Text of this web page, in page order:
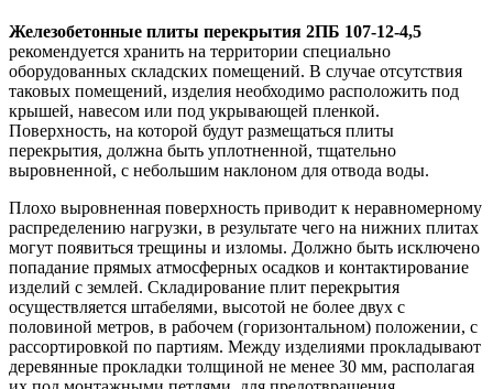
Железобетонные плиты перекрытия 2ПБ 107-12-4,5
рекомендуется хранить на территории специально
оборудованных складских помещений. В случае отсутствия
таковых помещений, изделия необходимо расположить под
крышей, навесом или под укрывающей пленкой.
Поверхность, на которой будут размещаться плиты
перекрытия, должна быть уплотненной, тщательно
выровненной, с небольшим наклоном для отвода воды.
Плохо выровненная поверхность приводит к неравномерному
распределению нагрузки, в результате чего на нижних плитах
могут появиться трещины и изломы. Должно быть исключено
попадание прямых атмосферных осадков и контактирование
изделий с землей. Складирование плит перекрытия
осуществляется штабелями, высотой не более двух с
половиной метров, в рабочем (горизонтальном) положении, с
рассортировкой по партиям. Между изделиями прокладывают
деревянные прокладки толщиной не менее 30 мм, располагая